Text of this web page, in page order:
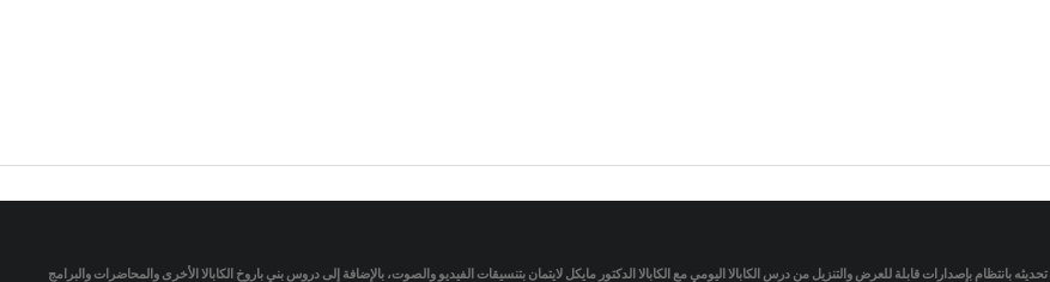
تحديثه بانتظام بإصدارات قابلة للعرض والتنزيل من درس الكابالا اليومي مع الكابالا الدكتور مايكل لايتمان بتنسيقات الفيديو والصوت، بالإضافة إلى دروس بني باروخ الكابالا الأخرى والمحاضرات والبرامج